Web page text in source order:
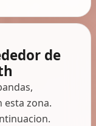
de
esta zona.